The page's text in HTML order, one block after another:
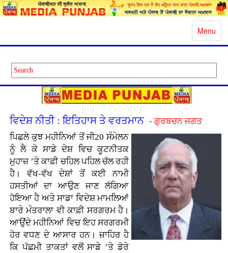
Toggle
Menu
ਵਿਦੇਸ਼ ਨੀਤੀ : ਇਤਿਹਾਸ ਤੇ ਵਰਤਮਾਨ - ਗੁਰਬਚਨ ਜਗਤ
ਪਿਛਲੇ ਕੁਝ ਮਹੀਨਿਆਂ ਤੋਂ ਜੀ20 ਸੰਮੇਲਨ
ਨੂੰ ਲੈ ਕੇ ਸਾਡੇ ਦੇਸ਼ ਵਿਚ ਕੂਟਨੀਤਕ
ਮੁਹਾਜ਼ ’ਤੇ ਕਾਫ਼ੀ ਚਹਿਲ ਪਹਿਲ ਚੱਲ ਰਹੀ
ਹੈ। ਵੱਖ-ਵੱਖ ਦੇਸ਼ਾਂ ਤੋਂ ਕਈ ਨਾਮੀ
ਹਸਤੀਆਂ ਦਾ ਆਉਣ ਜਾਣ ਲੱਗਿਆ
ਹੋਇਆ ਹੈ ਅਤੇ ਸਾਡਾ ਵਿਦੇਸ਼ ਮਾਮਲਿਆਂ
ਬਾਰੇ ਮੰਤਰਾਲਾ ਵੀ ਕਾਫ਼ੀ ਸਰਗਰਮ ਹੈ।
ਆਉਂਦੇ ਮਹੀਨਿਆਂ ਵਿਚ ਇਹ ਸਰਗਰਮੀ
ਹੋਰ ਵਧਣ ਦੇ ਆਸਾਰ ਹਨ। ਜ਼ਾਹਿਰ ਹੈ
ਕਿ ਪੱਛਮੀ ਤਾਕਤਾਂ ਵਲੋਂ ਸਾਡੇ ’ਤੇ ਡੋਰੇ